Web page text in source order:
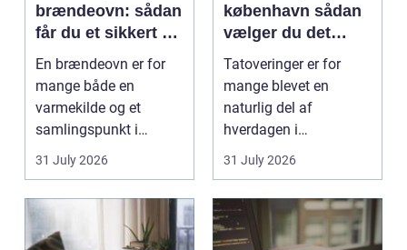
brændeovn: sådan
får du et sikkert og
smukt resultat
En brændeovn er for
mange både en
varmekilde og et
samlingspunkt i
hjemmet. Flammerne
31 July 2026
københavn sådan
vælger du det
rigtige studie
Tatoveringer er for
mange blevet en
naturlig del af
hverdagen i
København. Byen er
fyldt med dygtige...
31 July 2026